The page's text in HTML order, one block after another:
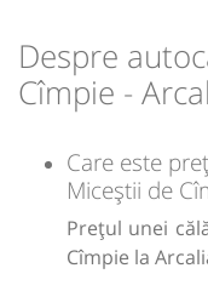
9lei
Sursa:Transmixt SA - Bistrita
Despre
Cîmpie -
Care este
Miceștii de
Prețul unei
Cîmpie la